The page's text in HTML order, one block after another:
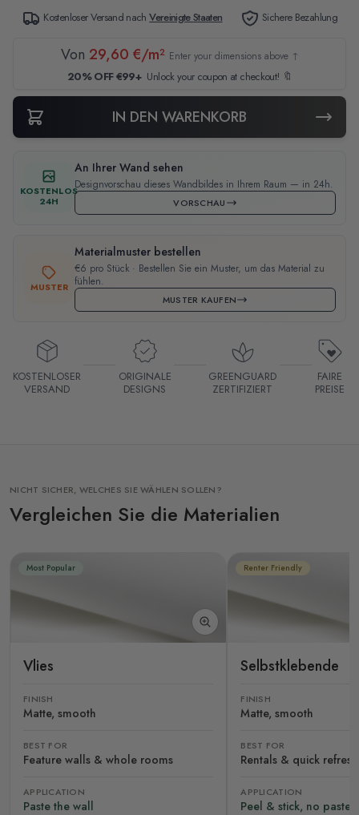
Kostenloser Versand nachVereinigte Staaten Sichere Bezahlung
Von 29,60 €/m² Enter your dimensions above ↑
20% OFF €99+ Unlock your coupon at checkout! 🔖
IN DEN WARENKORB
KOSTENLOS
24H
An Ihrer Wand sehen
Designvorschau dieses Wandbildes in Ihrem Raum — in 24h.
VORSCHAU
MUSTER
Materialmuster bestellen
€6 pro Stück · Bestellen Sie ein Muster, um das Material zu
fühlen.
MUSTER KAUFEN
KOSTENLOSER
VERSAND
ORIGINALE
DESIGNS
GREENGUARD
ZERTIFIZIERT
FAIRE
PREISE
NICHT SICHER, WELCHES SIE WÄHLEN SOLLEN?
Vergleichen Sie die Materialien
Most Popular
Vlies
FINISH
Matte, smooth
BEST FOR
Feature walls & whole rooms
APPLICATION
Paste the wall
Renter Friendly
Selbstklebende
FINISH
Matte, smooth
BEST FOR
Rentals & quick
APPLICATION
Peel & stick, no paste